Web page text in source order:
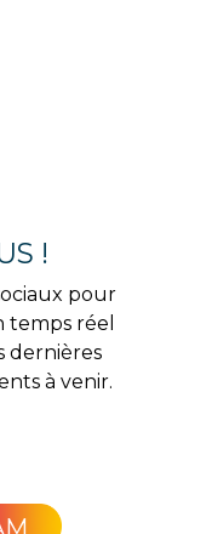
!
pour
réel
dernières
à venir.